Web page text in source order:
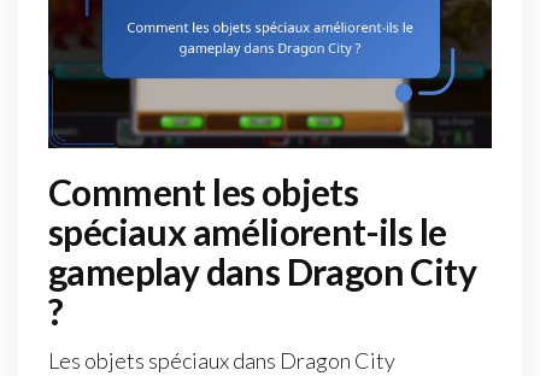
Comment les objets
spéciaux améliorent-ils le
gameplay dans Dragon City
?
Les objets spéciaux dans Dragon City